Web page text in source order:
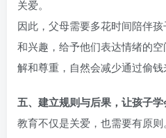
关爱。
因此，父母需要多花时间陪伴
和兴趣，给予他们表达情绪的
解和尊重，自然会减少通过偷钱
五、建立规则与后果，让孩子
教育不仅是关爱，也需要有原